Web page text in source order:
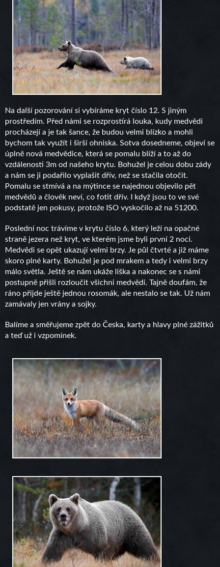
Na další pozorování si vybíráme kryt číslo 12. S jiným
prostředím. Před námi se rozprostírá louka, kudy medvědi
procházejí a je tak šance, že budou velmi blízko a mohli
bychom tak využít i širší ohniska. Sotva dosedneme, objeví se
úplně nová medvědice, která se pomalu blíží a to až do
vzdálenosti 3m od našeho krytu. Bohužel je celou dobu zády
a nám se ji podařilo vyplašit dřív, než se stačila otočit.
Pomalu se stmívá a na mýtince se najednou objevilo pět
medvědů a člověk neví, co fotit dřív. I když jsou to ve své
podstatě jen pokusy, protože ISO vyskočilo až na 51200.
Poslední noc trávíme v krytu číslo 6, který leží na opačné
straně jezera než kryt, ve kterém jsme byli první 2 noci.
Medvědi se opět ukazují velmi brzy. Je půl čtvrté a již máme
skoro plné karty. Bohužel je pod mrakem a tedy i velmi brzy
málo světla. Ještě se nám ukáže liška a nakonec se s námi
postupně přišli rozloučit všichni medvědi. Tajně doufám, že
ráno přijde ještě jednou rosomák, ale nestalo se tak. Už nám
zamávaly jen vrány a sojky.
Balíme a směřujeme zpět do Česka, karty a hlavy plné zážitků
a teď už i vzpomínek.